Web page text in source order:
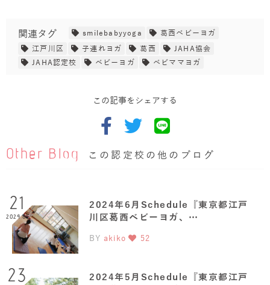
関連タグ smilebabyyoga
葛西ベビーヨガ
江戸川区
子連れヨガ 葛西
JAHA協会
JAHA認定校
ベビーヨガ ベビママヨガ
この記事をシェアする
Other Blog この認定校の他のブログ
21
2024.05
2024年6月Schedule『東京都江戸
川区葛西ベビーヨガ、…
BY akiko 52
23
2024年5月Schedule『東京都江戸